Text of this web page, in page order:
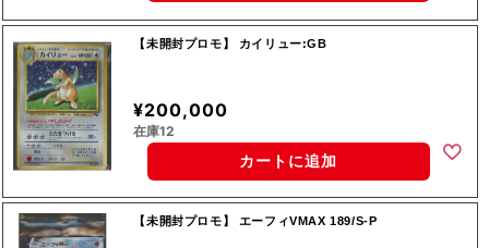
【未開封プロモ】 カイリュー:GB
¥200,000
在庫12
カートに追加
【未開封プロモ】 エーフィVMAX 189/S-P